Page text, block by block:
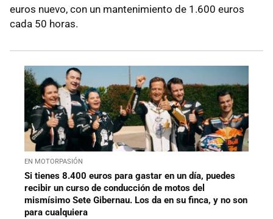
euros nuevo, con un mantenimiento de 1.600 euros
cada 50 horas.
EN MOTORPASIÓN
Si tienes 8.400 euros para gastar en un día, puedes
recibir un curso de conducción de motos del
mismísimo Sete Gibernau. Los da en su finca, y no son
para cualquiera